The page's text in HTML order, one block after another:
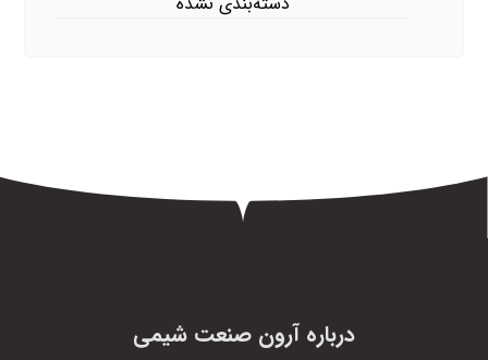
درباره آرون صنعت شیمی